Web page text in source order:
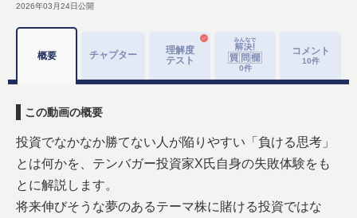
2026年03月24日公開
概要 チャプター
理解度
テスト
0件
コメント
10件
この動画の概要
投資でなかなか勝てない人が陥りやすい「負ける思考」
とは何かを、テンバガー投資家X氏自身の失敗体験をも
とに解説します。
将来伸びそうな夢のあるテーマ株に賭ける投資ではな